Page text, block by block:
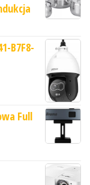
B7F8-
Full